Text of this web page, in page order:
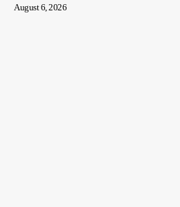
August 6, 2026